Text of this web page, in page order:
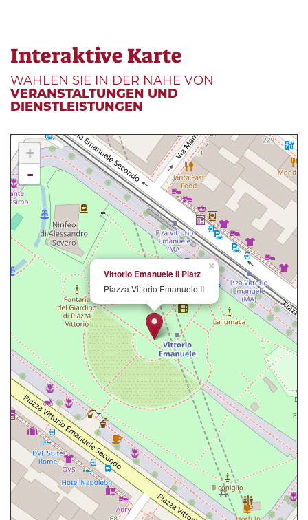
Interaktive Karte
WÄHLEN SIE IN DER NÄHE VON
VERANSTALTUNGEN UND
DIENSTLEISTUNGEN
×
Vittorio Emanuele II Platz
Piazza Vittorio Emanuele II
+
-